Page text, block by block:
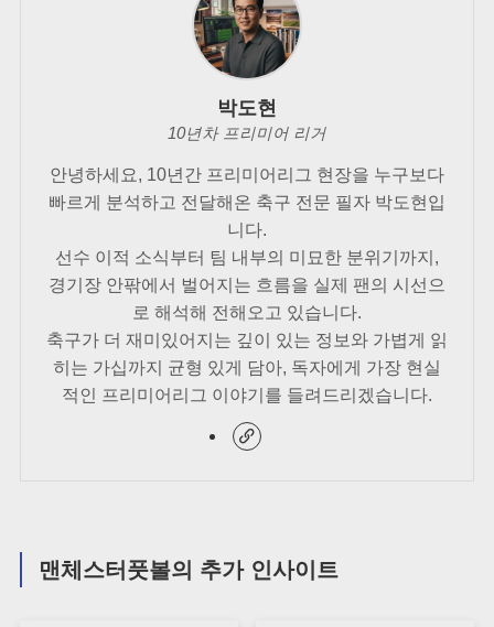
박도현
10년차 프리미어 리거
안녕하세요, 10년간 프리미어리그 현장을 누구보다
빠르게 분석하고 전달해온 축구 전문 필자 박도현입
니다.
선수 이적 소식부터 팀 내부의 미묘한 분위기까지,
경기장 안팎에서 벌어지는 흐름을 실제 팬의 시선으
로 해석해 전해오고 있습니다.
축구가 더 재미있어지는 깊이 있는 정보와 가볍게 읽
히는 가십까지 균형 있게 담아, 독자에게 가장 현실
적인 프리미어리그 이야기를 들려드리겠습니다.
맨체스터풋볼의 추가 인사이트